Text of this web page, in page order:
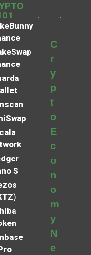
S
C
r
y
p
t
o
E
c
o
n
o
m
y
N
e